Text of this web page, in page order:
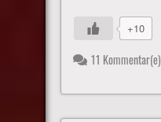
+10
11 Kommentar(e)